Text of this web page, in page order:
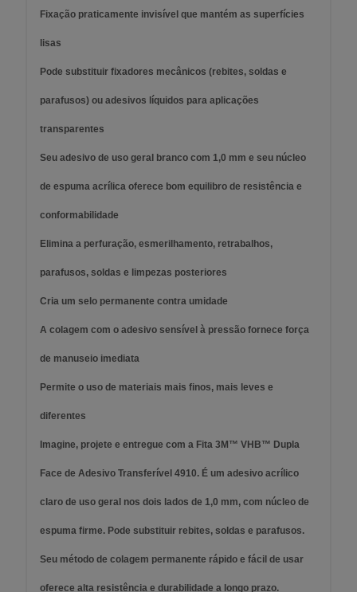
Fixação praticamente invisível que mantém as superfícies
lisas
Pode substituir fixadores mecânicos (rebites, soldas e
parafusos) ou adesivos líquidos para aplicações
transparentes
Seu adesivo de uso geral branco com 1,0 mm e seu núcleo
de espuma acrílica oferece bom equilibro de resistência e
conformabilidade
Elimina a perfuração, esmerilhamento, retrabalhos,
parafusos, soldas e limpezas posteriores
Cria um selo permanente contra umidade
A colagem com o adesivo sensível à pressão fornece força
de manuseio imediata
Permite o uso de materiais mais finos, mais leves e
diferentes
Imagine, projete e entregue com a Fita 3M™ VHB™ Dupla
Face de Adesivo Transferível 4910. É um adesivo acrílico
claro de uso geral nos dois lados de 1,0 mm, com núcleo de
espuma firme. Pode substituir rebites, soldas e parafusos.
Seu método de colagem permanente rápido e fácil de usar
oferece alta resistência e durabilidade a longo prazo.